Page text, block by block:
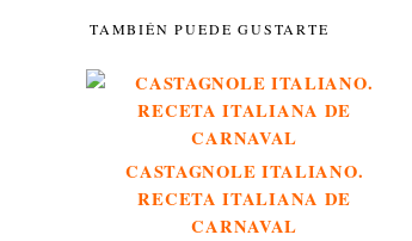
TAMBIÉN PUEDE GUSTARTE
CASTAGNOLE ITALIANO.
RECETA ITALIANA DE
CARNAVAL